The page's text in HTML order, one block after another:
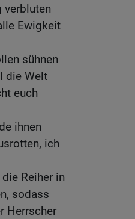
verbluten
Ewigkeit
sühnen
die Welt
euch
ihnen
ich
Reiher in
sodass
Herrscher